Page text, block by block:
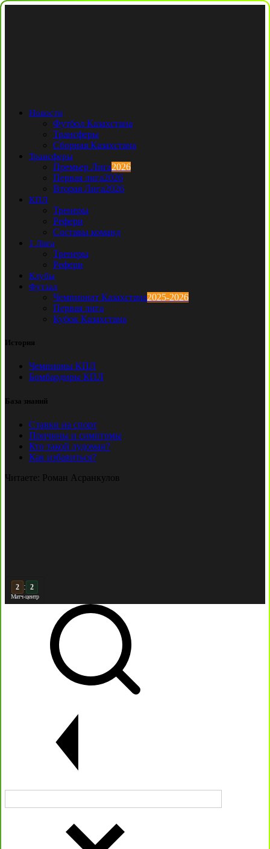
Новости
Футбол Казахстана
Трансферы
Сборная Казахстана
Трансферы
Премьер Лига2026
Первая лига2026
Вторая Лига2026
КПЛ
Тренеры
Рефери
Составы команд
1 Лига
Тренеры
Рефери
Клубы
Футзал
Чемпионат Казахстана2025-2026
Первая лига
Кубок Казахстана
История
Чемпионы КПЛ
Бомбардиры КПЛ
База знаний
Ставки на спорт
Причины и симптомы
Кто такой лудоман?
Как избавиться?
Читаете: Роман Асранкулов
3 : 2
Матч-центр